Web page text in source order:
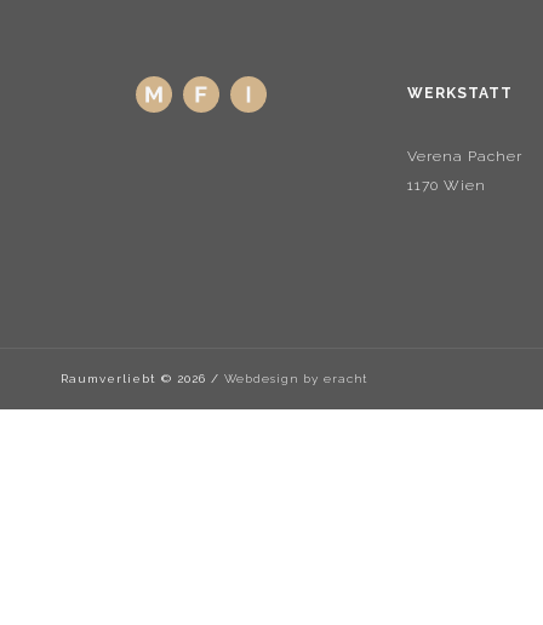
WERKSTATT
Verena Pacher
1170 Wien
Raumverliebt © 2026 / Webdesign by eracht